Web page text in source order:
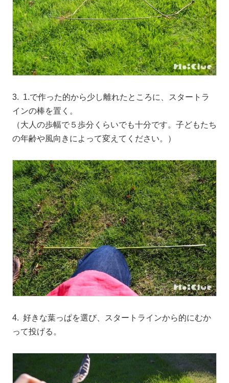
3. 1.で作った的から少し離れたところに、スタートラ
インの棒を置く。
（大人の歩幅で５歩分くらいでも十分です。子どもたち
の年齢や風向きによって変えてください。）
4. 好きな葉っぱを選び、スタートラインから的にむか
って投げる。